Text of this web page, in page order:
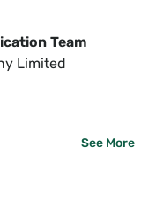
Team
Limited
See More